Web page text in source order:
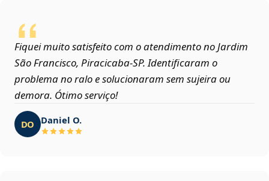
Fiquei muito satisfeito com o atendimento no Jardim
São Francisco, Piracicaba‑SP. Identificaram o
problema no ralo e solucionaram sem sujeira ou
demora. Ótimo serviço!
DO Daniel O.